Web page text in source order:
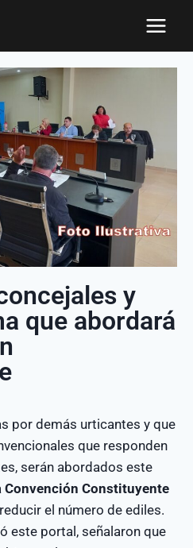
y
que abordará
por demás urticantes y que
que responden
serán abordados este
Convención Constituyente
el número de ediles.
este portal, señalaron que